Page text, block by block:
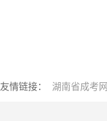
友情链接： 湖南省成考网